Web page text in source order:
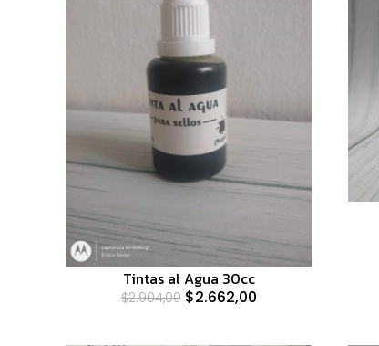
Tintas al Agua 30cc
$2.904,00$2.662,00